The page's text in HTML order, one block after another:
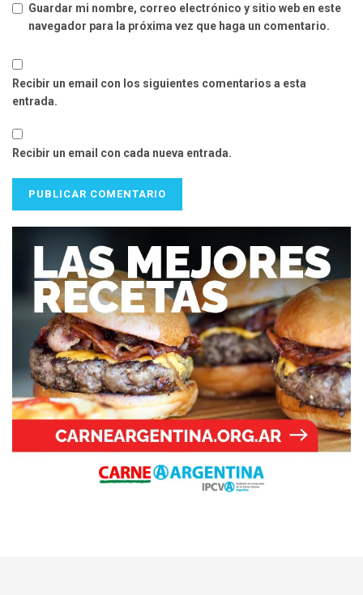
Guardar mi nombre, correo electrónico y sitio web en este
navegador para la próxima vez que haga un comentario.
Recibir un email con los siguientes comentarios a esta
entrada.
Recibir un email con cada nueva entrada.